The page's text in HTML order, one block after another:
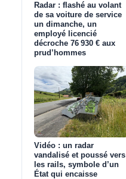
Radar : flashé au volant
de sa voiture de service
un dimanche, un
employé licencié
décroche 76 930 € aux
prud’hommes
Vidéo : un radar
vandalisé et poussé vers
les rails, symbole d’un
État qui encaisse